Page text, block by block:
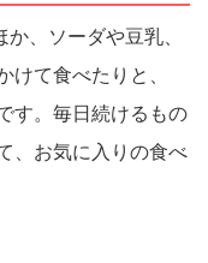
、ソーダや豆乳、
けて食べたりと、
す。毎日続けるもの
、お気に入りの食べ